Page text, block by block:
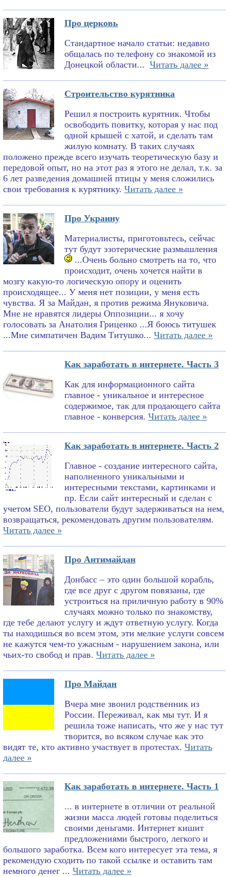
Про церковь
Стандартное начало статьи: недавно
общалась по телефону со знакомой из
Донецкой области... Читать далее »
Строительство курятника
Решил я построить курятник. Чтобы
освободить повитку, которая у нас под
одной крышей с хатой, и сделать там
жилую комнату. В таких случаях
положено прежде всего изучать теоретическую базу и
передовой опыт, но на этот раз я этого не делал, т.к. за
6 лет разведения домашней птицы у меня сложились
свои требования к курятнику. Читать далее »
Про Украину
Материалисты, приготовьтесь, сейчас
тут будут эзотерические размышления
...Очень больно смотреть на то, что
происходит, очень хочется найти в
мозгу какую-то логическую опору и оценить
происходящее... У меня нет позиции, у меня есть
чувства. Я за Майдан, я против режима Януковича.
Мне не нравятся лидеры Оппозиции... я хочу
голосовать за Анатолия Гриценко ...Я боюсь титушек
...Мне симпатичен Вадим Титушко... Читать далее »
Как заработать в интернете. Часть 3
Как для информационного сайта
главное - уникальное и интересное
содержимое, так для продающего сайта
главное - конверсия. Читать далее »
Как заработать в интернете. Часть 2
Главное - создание интересного сайта,
наполненного уникальными и
интересными текстами, картинками и
пр. Если сайт интересный и сделан с
учетом SEO, пользователи будут задерживаться на нем,
возвращаться, рекомендовать другим пользователям.
Читать далее »
Про Антимайдан
Донбасс – это один большой корабль,
где все друг с другом повязаны, где
устроиться на приличную работу в 90%
случаях можно только по знакомству,
где тебе делают услугу и ждут ответную услугу. Когда
ты находишься во всем этом, эти мелкие услуги совсем
не кажутся чем-то ужасным - нарушением закона, или
чьих-то свобод и прав. Читать далее »
Про Майдан
Вчера мне звонил родственник из
России. Переживал, как мы тут. И я
решила тоже написать, что же у нас тут
творится, во всяком случае как это
видят те, кто активно участвует в протестах. Читать
далее »
Как заработать в интернете. Часть 1
... в интернете в отличии от реальной
жизни масса людей готовы поделиться
своими деньгами. Интернет кишит
предложениями быстрого, легкого и
большого заработка. Всем кого интересует эта тема, я
рекомендую сходить по такой ссылке и оставить там
немного денег ... Читать далее »